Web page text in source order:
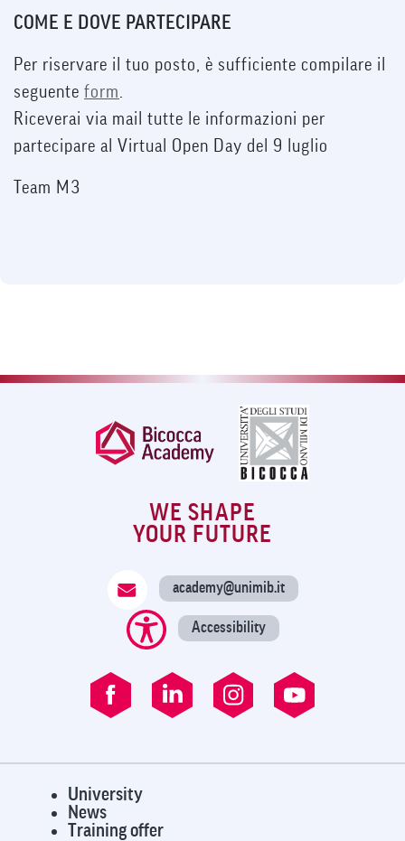
COME E DOVE PARTECIPARE
Per riservare il tuo posto, è sufficiente compilare il
seguente form.
Riceverai via mail tutte le informazioni per
partecipare al Virtual Open Day del 9 luglio
Team M3
WE SHAPE
YOUR FUTURE
academy@unimib.it
Accessibility
University
News
Training offer